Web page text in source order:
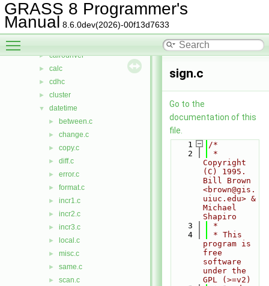
GRASS 8 Programmer's
Manual 8.6.0dev(2026)-00f13d7633
► arraystats
► bitmap
► btree
► cairodriver
► calc
► cdhc
► cluster
▼ datetime
► between.c
► change.c
► copy.c
► diff.c
► error.c
► format.c
► incr1.c
► incr2.c
► incr3.c
► local.c
► misc.c
► same.c
► scan.c
sign.c
Go to the
documentation of this
file.
    1
/*
    2
*
Copyright
(C) 1995.
Bill Brown
<brown@gis.
uiuc.edu> &
Michael
Shapiro
    3
*
    4
* This
program is
free
software
under the
GPL (>=v2)